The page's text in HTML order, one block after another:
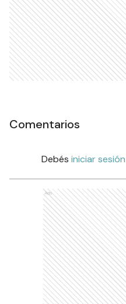
Comentarios
Debés iniciar sesión
Ads